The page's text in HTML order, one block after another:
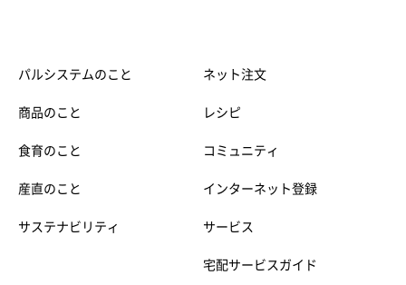
パルシステムのこと
商品のこと
食育のこと
産直のこと
サステナビリティ
ネット注文
レシピ
コミュニティ
インターネット登録
サービス
宅配サービスガイド